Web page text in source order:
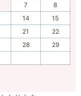
7
8
14
15
21
22
28
29